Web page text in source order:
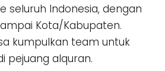
seluruh Indonesia, dengan
Kota/Kabupaten.
kumpulkan team untuk
pejuang alquran.